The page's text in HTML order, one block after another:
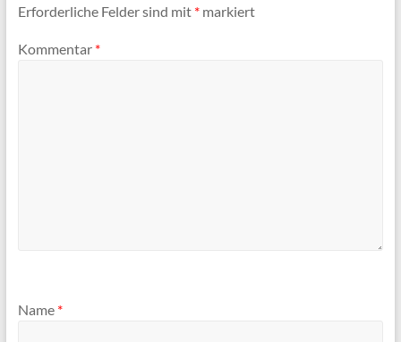
Erforderliche Felder sind mit *markiert
Kommentar *
Name *